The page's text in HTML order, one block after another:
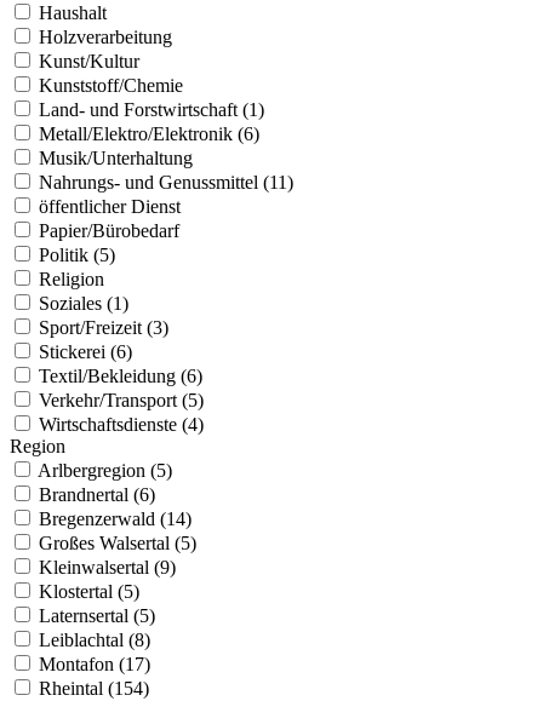
Haushalt
Holzverarbeitung
Kunst/Kultur
Kunststoff/Chemie
Land- und Forstwirtschaft (1)
Metall/Elektro/Elektronik (6)
Musik/Unterhaltung
Nahrungs- und Genussmittel (11)
öffentlicher Dienst
Papier/Bürobedarf
Politik (5)
Religion
Soziales (1)
Sport/Freizeit (3)
Stickerei (6)
Textil/Bekleidung (6)
Verkehr/Transport (5)
Wirtschaftsdienste (4)
Region
Arlbergregion (5)
Brandnertal (6)
Bregenzerwald (14)
Großes Walsertal (5)
Kleinwalsertal (9)
Klostertal (5)
Laternsertal (5)
Leiblachtal (8)
Montafon (17)
Rheintal (154)